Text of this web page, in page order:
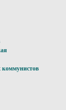
коммунистов